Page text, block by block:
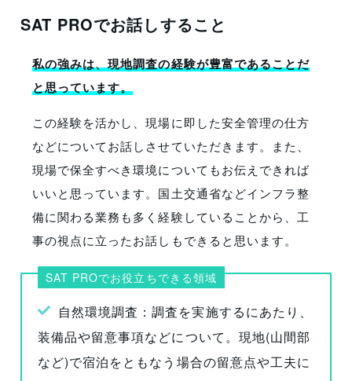
SAT PROでお話しすること
私の強みは、現地調査の経験が豊富であることだ
と思っています。
この経験を活かし、現場に即した安全管理の仕方
などについてお話しさせていただきます。また、
現場で保全すべき環境についてもお伝えできれば
いいと思っています。国土交通省などインフラ整
備に関わる業務も多く経験していることから、工
事の視点に立ったお話しもできると思います。
SAT PROでお役立ちできる領域
自然環境調査：調査を実施するにあたり、
装備品や留意事項などについて。現地(山間部
など)で宿泊をともなう場合の留意点や工夫に